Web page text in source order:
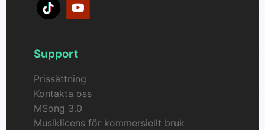
Support
Prissättning
Kontakta oss
MSong 3.0
Musiklicens för kommersiellt bruk